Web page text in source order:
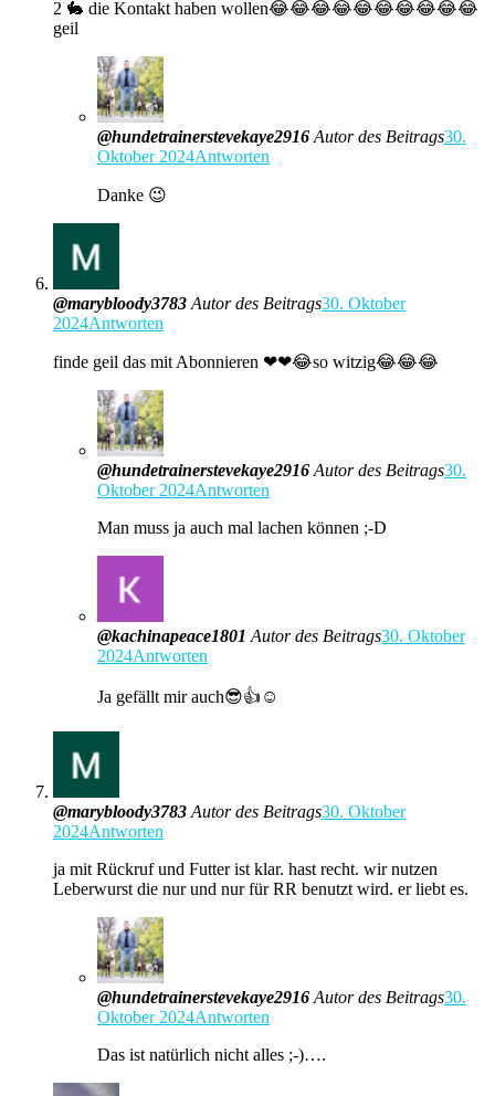
2 🐇 die Kontakt haben wollen😂😂😂😂😂😂😂😂😂😂
geil
@hundetrainerstevekaye2916 Autor des Beitrags30.
Oktober 2024Antworten
Danke 😉
@marybloody3783 Autor des Beitrags30. Oktober
2024Antworten
finde geil das mit Abonnieren ❤❤😂so witzig😂😂😂
@hundetrainerstevekaye2916 Autor des Beitrags30.
Oktober 2024Antworten
Man muss ja auch mal lachen können ;-D
@kachinapeace1801 Autor des Beitrags30. Oktober
2024Antworten
Ja gefällt mir auch😎👍☺️
@marybloody3783 Autor des Beitrags30. Oktober
2024Antworten
ja mit Rückruf und Futter ist klar. hast recht. wir nutzen
Leberwurst die nur und nur für RR benutzt wird. er liebt es.
@hundetrainerstevekaye2916 Autor des Beitrags30.
Oktober 2024Antworten
Das ist natürlich nicht alles ;-)….